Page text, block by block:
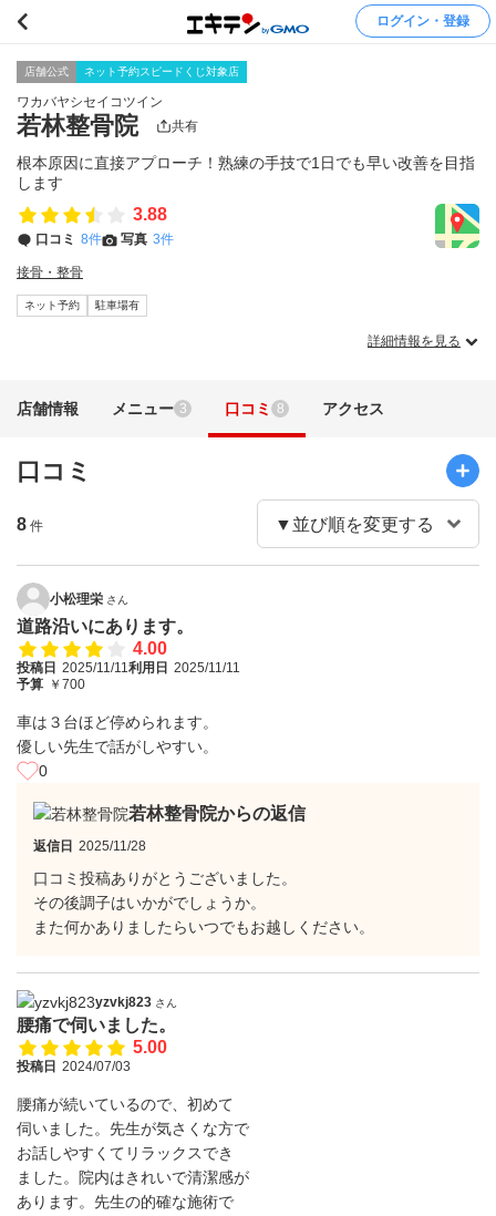
ログイン・登録
店舗公式 ネット予約スピードくじ対象店
ワカバヤシセイコツイン
若林整骨院 共有
根本原因に直接アプローチ！熟練の手技で1日でも早い改善を目指
します
3.88
口コミ 8件 写真 3件
接骨・整骨
ネット予約 駐車場有
詳細情報を見る
店舗情報 メニュー 3 口コミ 8 アクセス
口コミ
8 件
小松理栄 さん
道路沿いにあります。
4.00
投稿日 2025/11/11利用日 2025/11/11
予算 ￥700
車は３台ほど停められます。
優しい先生で話がしやすい。
0
若林整骨院からの返信
返信日 2025/11/28
口コミ投稿ありがとうございました。
その後調子はいかがでしょうか。
また何かありましたらいつでもお越しください。
yzvkj823 さん
腰痛で伺いました。
5.00
投稿日 2024/07/03
腰痛が続いているので、初めて
伺いました。先生が気さくな方で
お話しやすくてリラックスでき
ました。院内はきれいで清潔感が
あります。先生の的確な施術で